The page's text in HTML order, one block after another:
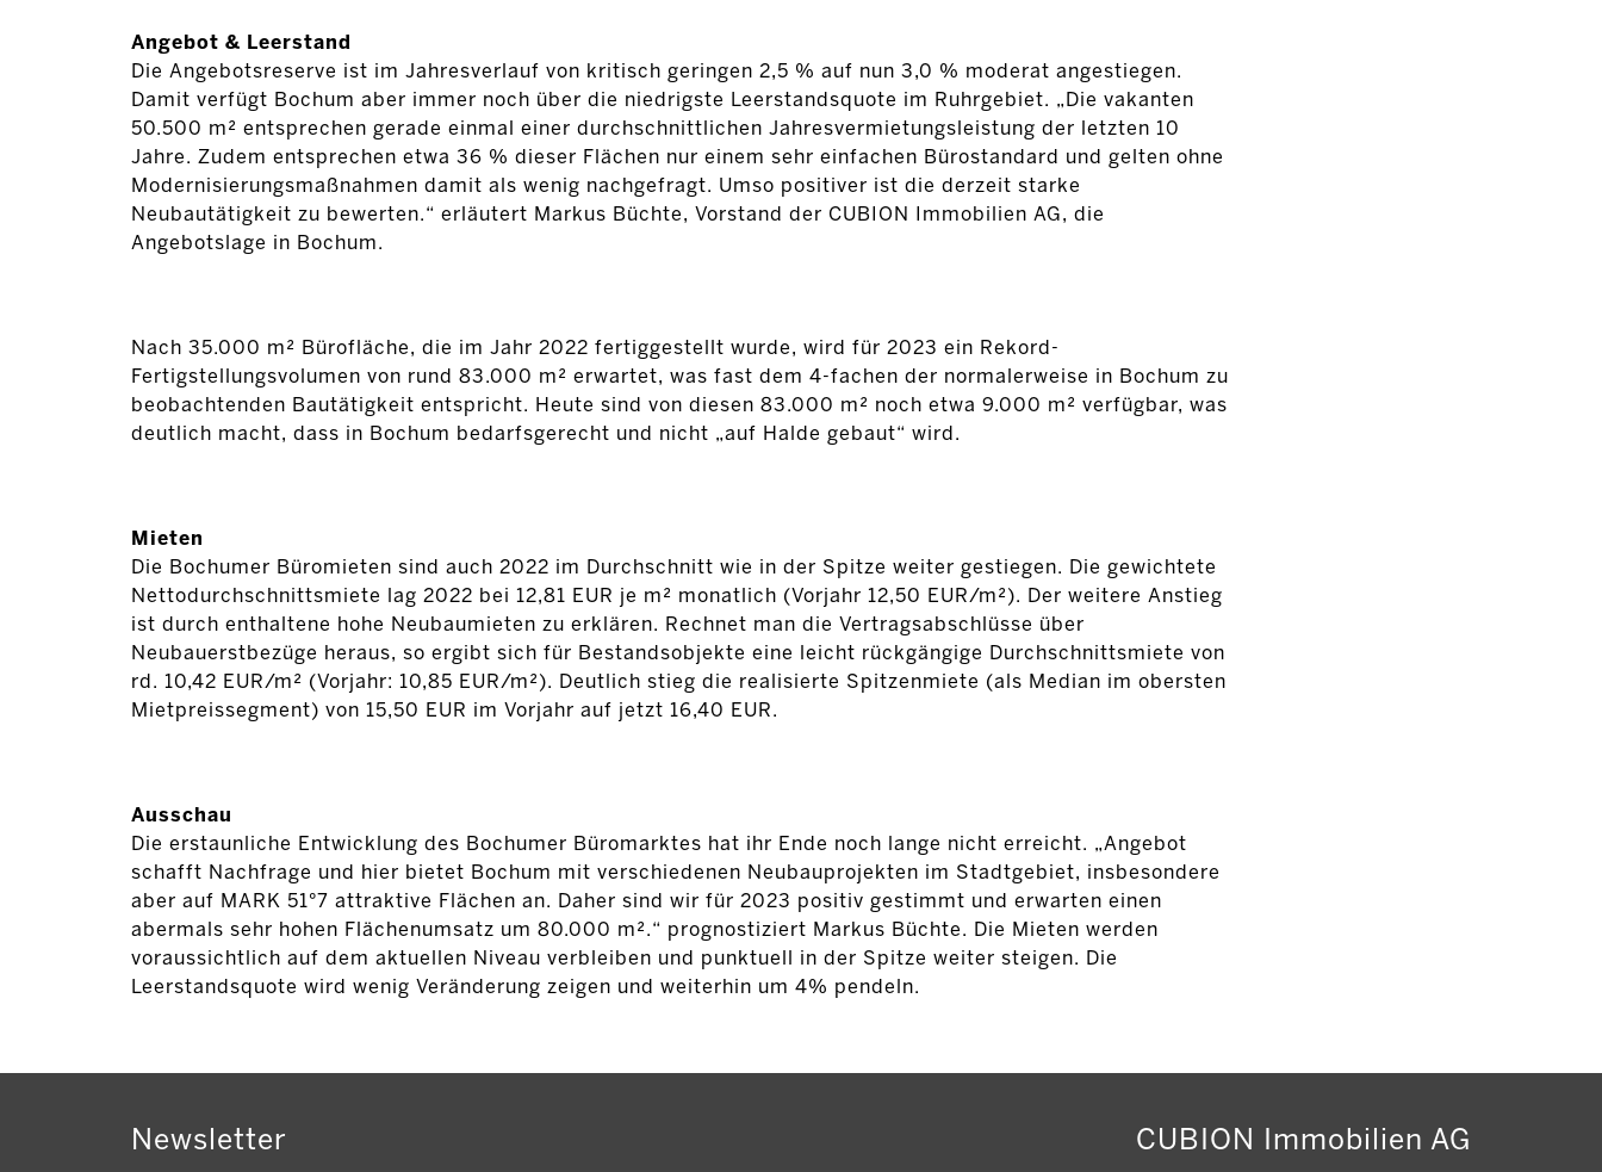
Angebot & Leerstand
Die Angebotsreserve ist im Jahresverlauf von kritisch geringen 2,5 % auf nun 3,0 % moderat angestiegen.
Damit verfügt Bochum aber immer noch über die niedrigste Leerstandsquote im Ruhrgebiet. „Die vakanten
50.500 m² entsprechen gerade einmal einer durchschnittlichen Jahresvermietungsleistung der letzten 10
Jahre. Zudem entsprechen etwa 36 % dieser Flächen nur einem sehr einfachen Bürostandard und gelten ohne
Modernisierungsmaßnahmen damit als wenig nachgefragt. Umso positiver ist die derzeit starke
Neubautätigkeit zu bewerten.“ erläutert Markus Büchte, Vorstand der CUBION Immobilien AG, die
Angebotslage in Bochum.
Nach 35.000 m² Bürofläche, die im Jahr 2022 fertiggestellt wurde, wird für 2023 ein Rekord-
Fertigstellungsvolumen von rund 83.000 m² erwartet, was fast dem 4-fachen der normalerweise in Bochum zu
beobachtenden Bautätigkeit entspricht. Heute sind von diesen 83.000 m² noch etwa 9.000 m² verfügbar, was
deutlich macht, dass in Bochum bedarfsgerecht und nicht „auf Halde gebaut“ wird.
Mieten
Die Bochumer Büromieten sind auch 2022 im Durchschnitt wie in der Spitze weiter gestiegen. Die gewichtete
Nettodurchschnittsmiete lag 2022 bei 12,81 EUR je m² monatlich (Vorjahr 12,50 EUR/m²). Der weitere Anstieg
ist durch enthaltene hohe Neubaumieten zu erklären. Rechnet man die Vertragsabschlüsse über
Neubauerstbezüge heraus, so ergibt sich für Bestandsobjekte eine leicht rückgängige Durchschnittsmiete von
rd. 10,42 EUR/m² (Vorjahr: 10,85 EUR/m²). Deutlich stieg die realisierte Spitzenmiete (als Median im obersten
Mietpreissegment) von 15,50 EUR im Vorjahr auf jetzt 16,40 EUR.
Ausschau
Die erstaunliche Entwicklung des Bochumer Büromarktes hat ihr Ende noch lange nicht erreicht. „Angebot
schafft Nachfrage und hier bietet Bochum mit verschiedenen Neubauprojekten im Stadtgebiet, insbesondere
aber auf MARK 51°7 attraktive Flächen an. Daher sind wir für 2023 positiv gestimmt und erwarten einen
abermals sehr hohen Flächenumsatz um 80.000 m².“ prognostiziert Markus Büchte. Die Mieten werden
voraussichtlich auf dem aktuellen Niveau verbleiben und punktuell in der Spitze weiter steigen. Die
Leerstandsquote wird wenig Veränderung zeigen und weiterhin um 4% pendeln.
Newsletter CUBION Immobilien AG